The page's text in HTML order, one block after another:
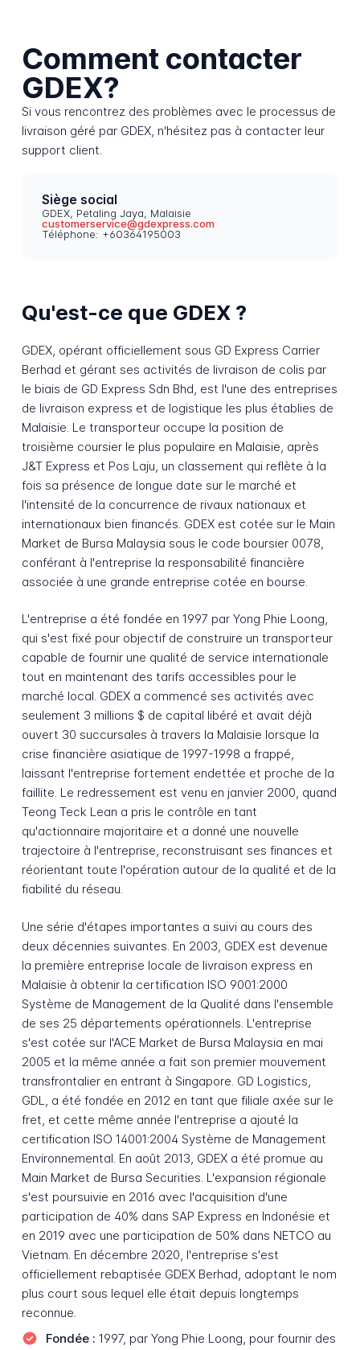
Comment contacter
GDEX?
Si vous rencontrez des problèmes avec le processus de
livraison géré par GDEX, n'hésitez pas à contacter leur
support client.
Siège social
GDEX, Petaling Jaya, Malaisie
customerservice@gdexpress.com
Téléphone: +60364195003
Qu'est-ce que GDEX ?
GDEX, opérant officiellement sous GD Express Carrier
Berhad et gérant ses activités de livraison de colis par
le biais de GD Express Sdn Bhd, est l'une des entreprises
de livraison express et de logistique les plus établies de
Malaisie. Le transporteur occupe la position de
troisième coursier le plus populaire en Malaisie, après
J&T Express et Pos Laju, un classement qui reflète à la
fois sa présence de longue date sur le marché et
l'intensité de la concurrence de rivaux nationaux et
internationaux bien financés. GDEX est cotée sur le Main
Market de Bursa Malaysia sous le code boursier 0078,
conférant à l'entreprise la responsabilité financière
associée à une grande entreprise cotée en bourse.
L'entreprise a été fondée en 1997 par Yong Phie Loong,
qui s'est fixé pour objectif de construire un transporteur
capable de fournir une qualité de service internationale
tout en maintenant des tarifs accessibles pour le
marché local. GDEX a commencé ses activités avec
seulement 3 millions $ de capital libéré et avait déjà
ouvert 30 succursales à travers la Malaisie lorsque la
crise financière asiatique de 1997-1998 a frappé,
laissant l'entreprise fortement endettée et proche de la
faillite. Le redressement est venu en janvier 2000, quand
Teong Teck Lean a pris le contrôle en tant
qu'actionnaire majoritaire et a donné une nouvelle
trajectoire à l'entreprise, reconstruisant ses finances et
réorientant toute l'opération autour de la qualité et de la
fiabilité du réseau.
Une série d'étapes importantes a suivi au cours des
deux décennies suivantes. En 2003, GDEX est devenue
la première entreprise locale de livraison express en
Malaisie à obtenir la certification ISO 9001:2000
Système de Management de la Qualité dans l'ensemble
de ses 25 départements opérationnels. L'entreprise
s'est cotée sur l'ACE Market de Bursa Malaysia en mai
2005 et la même année a fait son premier mouvement
transfrontalier en entrant à Singapore. GD Logistics,
GDL, a été fondée en 2012 en tant que filiale axée sur le
fret, et cette même année l'entreprise a ajouté la
certification ISO 14001:2004 Système de Management
Environnemental. En août 2013, GDEX a été promue au
Main Market de Bursa Securities. L'expansion régionale
s'est poursuivie en 2016 avec l'acquisition d'une
participation de 40% dans SAP Express en Indonésie et
en 2019 avec une participation de 50% dans NETCO au
Vietnam. En décembre 2020, l'entreprise s'est
officiellement rebaptisée GDEX Berhad, adoptant le nom
plus court sous lequel elle était depuis longtemps
reconnue.
Fondée : 1997, par Yong Phie Loong, pour fournir des